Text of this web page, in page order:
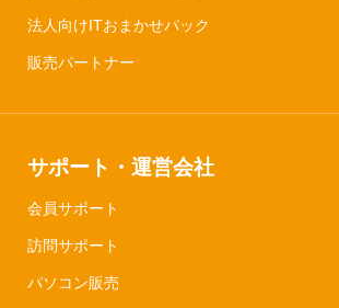
法人向けITおまかせパック
販売パートナー
サポート・運営会社
会員サポート
訪問サポート
パソコン販売